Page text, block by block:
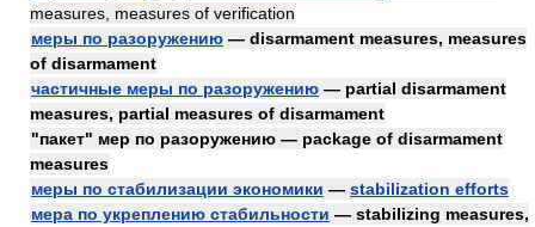
measures, measures of verification
меры по разоружению — disarmament measures, measures
of disarmament
частичные меры по разоружению — partial disarmament
measures, partial measures of disarmament
"пакет" мер по разоружению — package of disarmament
measures
меры по стабилизации экономики — stabilization efforts
мера по укреплению стабильности — stabilizing measures,